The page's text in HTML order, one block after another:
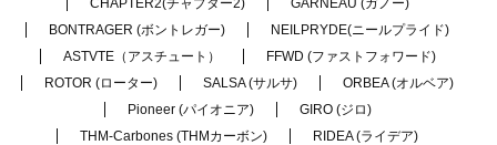
CHAPTER2(チャプター2)
GARNEAU (ガノー)
BONTRAGER (ボントレガー)
NEILPRYDE(ニールプライド)
ASTVTE（アスチュート）
FFWD (ファストフォワード)
ROTOR (ローター)
SALSA (サルサ)
ORBEA (オルベア)
Pioneer (パイオニア)
GIRO (ジロ)
THM-Carbones (THMカーボン)
RIDEA (ライデア)